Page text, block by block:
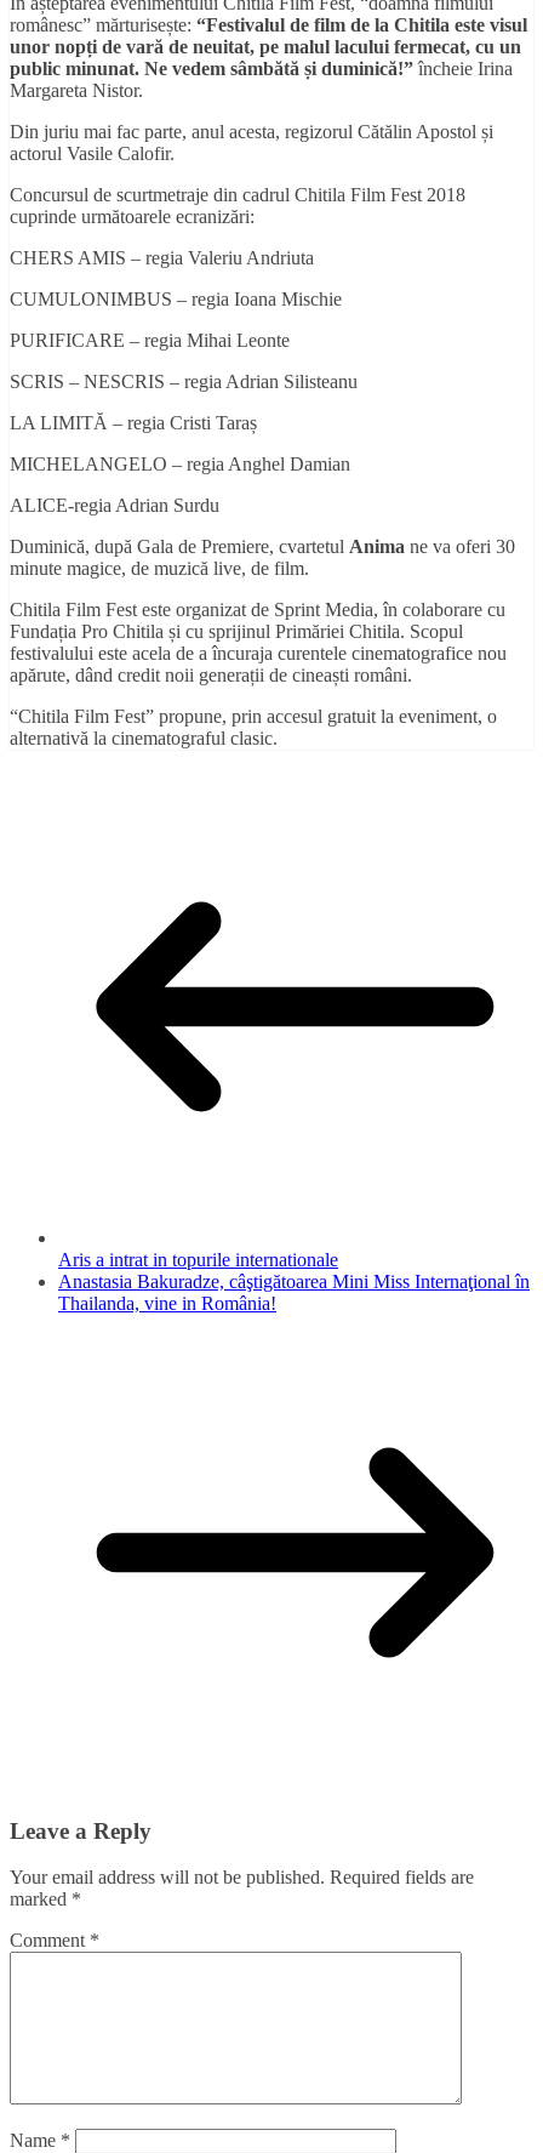
românesc” mărturisește: “Festivalul de film de la Chitila este visul
unor nopți de vară de neuitat, pe malul lacului fermecat, cu un
public minunat. Ne vedem sâmbătă și duminică!”încheie Irina
Margareta Nistor.
Din juriu mai fac parte, anul acesta, regizorul Cătălin Apostol și
actorul Vasile Calofir.
Concursul de scurtmetraje din cadrul Chitila Film Fest 2018
cuprinde următoarele ecranizări:
CHERS AMIS – regia Valeriu Andriuta
CUMULONIMBUS – regia Ioana Mischie
PURIFICARE – regia Mihai Leonte
SCRIS – NESCRIS – regia Adrian Silisteanu
LA LIMITĂ – regia Cristi Taraș
MICHELANGELO – regia Anghel Damian
ALICE-regia Adrian Surdu
Duminică, după Gala de Premiere, cvartetul Anima ne va oferi 30
minute magice, de muzică live, de film.
Chitila Film Fest este organizat de Sprint Media, în colaborare cu
Fundația Pro Chitila și cu sprijinul Primăriei Chitila. Scopul
festivalului este acela de a încuraja curentele cinematografice nou
apărute, dând credit noii generații de cineaști români.
“Chitila Film Fest” propune, prin accesul gratuit la eveniment, o
alternativă la cinematograful clasic.
Aris a intrat in topurile internationale
Anastasia Bakuradze, câştigătoarea Mini Miss Internaţional în
Thailanda, vine in România!
Leave a Reply
Your email address will not be published. Required fields are
marked *
Comment *
Name *